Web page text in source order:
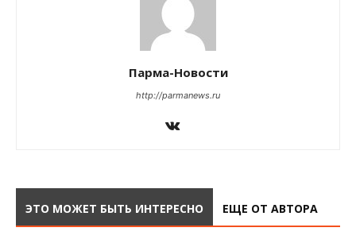
Парма-Новости
http://parmanews.ru
ЭТО МОЖЕТ БЫТЬ ИНТЕРЕСНО ЕЩЕ ОТ АВТОРА